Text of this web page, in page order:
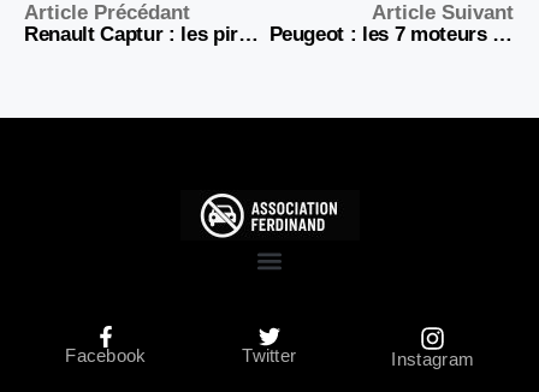
Article Précédant
Renault Captur : les pires modèles à éviter à tout prix selon les experts
Article Suivant
Peugeot : les 7 moteurs à fuir absolument pour éviter les pannes et les factures salées
Facebook Twitter Instagram